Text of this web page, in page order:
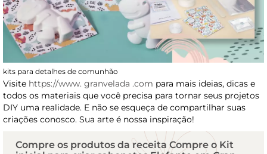
kits para detalhes de comunhão
Visite https://www. granvelada .com para mais ideias, dicas e
todos os materiais que você precisa para tornar seus projetos
DIY uma realidade. E não se esqueça de compartilhar suas
criações conosco. Sua arte é nossa inspiração!
Compre os produtos da receita Compre o Kit